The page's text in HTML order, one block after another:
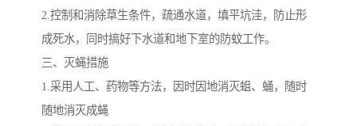
2.控制和消除草生条件，疏通水道，填平坑洼，防止形
成死水，同时搞好下水道和地下室的防蚊工作。
三、灭蝇措施
1.采用人工、药物等方法，因时因地消灭蛆、蛹，随时
随地消灭成蝇